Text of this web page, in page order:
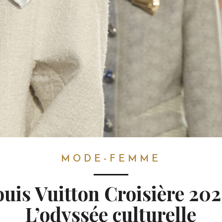
MODE-FEMME
Vuitton Croisière
L’odyssée culturelle